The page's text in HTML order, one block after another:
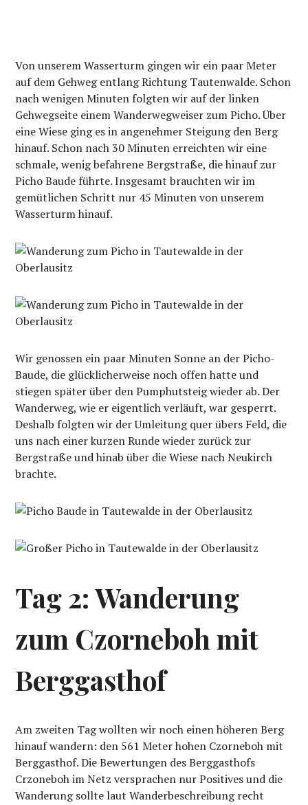
Von unserem Wasserturm gingen wir ein paar Meter
auf dem Gehweg entlang Richtung Tautenwalde. Schon
nach wenigen Minuten folgten wir auf der linken
Gehwegseite einem Wanderwegweiser zum Picho. Über
eine Wiese ging es in angenehmer Steigung den Berg
hinauf. Schon nach 30 Minuten erreichten wir eine
schmale, wenig befahrene Bergstraße, die hinauf zur
Picho Baude führte. Insgesamt brauchten wir im
gemütlichen Schritt nur 45 Minuten von unserem
Wasserturm hinauf.
Wir genossen ein paar Minuten Sonne an der Picho-
Baude, die glücklicherweise noch offen hatte und
stiegen später über den Pumphutsteig wieder ab. Der
Wanderweg, wie er eigentlich verläuft, war gesperrt.
Deshalb folgten wir der Umleitung quer übers Feld, die
uns nach einer kurzen Runde wieder zurück zur
Bergstraße und hinab über die Wiese nach Neukirch
brachte.
Tag 2: Wanderung
zum Czorneboh mit
Berggasthof
Am zweiten Tag wollten wir noch einen höheren Berg
hinauf wandern: den 561 Meter hohen Czorneboh mit
Berggasthof. Die Bewertungen des Berggasthofs
Crzoneboh im Netz versprachen nur Positives und die
Wanderung sollte laut Wanderbeschreibung recht